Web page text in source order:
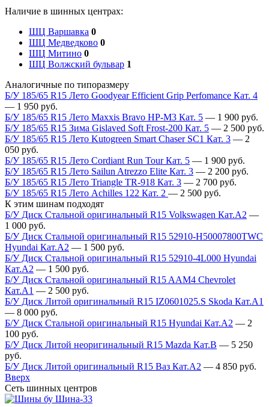
Наличие в шинных центрах:
ШЦ Варшавка 0
ШЦ Медведково 0
ШЦ Митино 0
ШЦ Волжский бульвар 1
Аналогичные по типоразмеру
Б/У 185/65 R15 Лето Goodyear Efficient Grip Perfomance Кат. 4
— 1 950 руб.
Б/У 185/65 R15 Лето Maxxis Bravo HP-M3 Кат. 5 — 1 900 руб.
Б/У 185/65 R15 Зима Gislaved Soft Frost-200 Кат. 5 — 2 500 руб.
Б/У 185/65 R15 Лето Kutogreen Smart Chaser SC1 Кат. 3 — 2
050 руб.
Б/У 185/65 R15 Лето Cordiant Run Tour Кат. 5 — 1 900 руб.
Б/У 185/65 R15 Лето Sailun Atrezzo Elite Кат. 3 — 2 200 руб.
Б/У 185/65 R15 Лето Triangle TR-918 Кат. 3 — 2 700 руб.
Б/У 185/65 R15 Лето Achilles 122 Кат. 2 — 2 500 руб.
К этим шинам подходят
Б/У Диск Стальной оригинальный R15 Volkswagen Кат.А2 —
1 000 руб.
Б/У Диск Стальной оригинальный R15 52910-H50007800TWC
Hyundai Кат.А2 — 1 500 руб.
Б/У Диск Стальной оригинальный R15 52910-4L000 Hyundai
Кат.А2 — 1 500 руб.
Б/У Диск Стальной оригинальный R15 AAM4 Chevrolet
Кат.А1 — 2 500 руб.
Б/У Диск Литой оригинальный R15 IZ0601025.S Skoda Кат.А1
— 8 000 руб.
Б/У Диск Стальной оригинальный R15 Hyundai Кат.А2 — 2
100 руб.
Б/У Диск Литой неоригинальный R15 Mazda Кат.В — 5 250
руб.
Б/У Диск Литой оригинальный R15 Ваз Кат.А2 — 4 850 руб.
Вверх
Сеть шинных центров
Шина-33